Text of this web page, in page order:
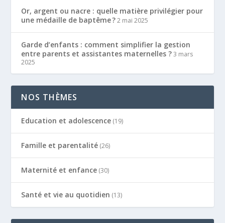
Or, argent ou nacre : quelle matière privilégier pour
une médaille de baptême ? 2 mai 2025
Garde d’enfants : comment simplifier la gestion
entre parents et assistantes maternelles ? 3 mars
2025
NOS THÈMES
Education et adolescence (19)
Famille et parentalité (26)
Maternité et enfance (30)
Santé et vie au quotidien (13)